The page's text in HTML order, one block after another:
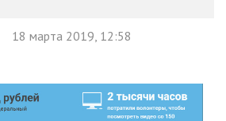
18 марта 2019, 12:58